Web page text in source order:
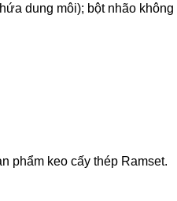
dung môi); bột nhão
phẩm keo cấy thép Ramset.